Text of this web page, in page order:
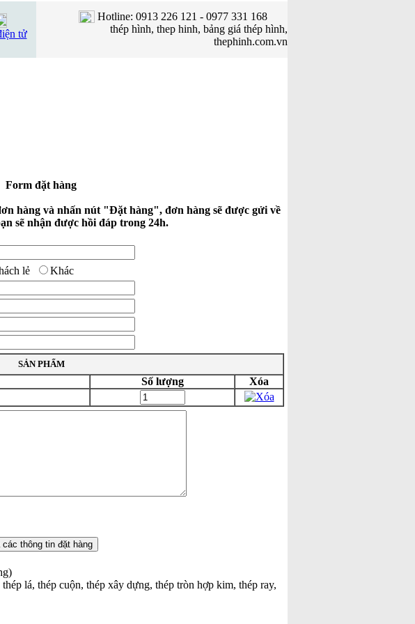
tử
Hotline: 0913 226 121 - 0977 331 168
thép hình, thep hinh, bảng giá thép hình,
thephinh.com.vn
Form đặt hàng
hàng và nhấn nút "Đặt hàng", đơn hàng sẽ được gửi về
sẽ nhận được hồi đáp trong 24h.
lẻ Khác
SẢN PHẨM
Số lượng
Xóa
lá, thép cuộn, thép xây dựng, thép tròn hợp kim, thép ray,